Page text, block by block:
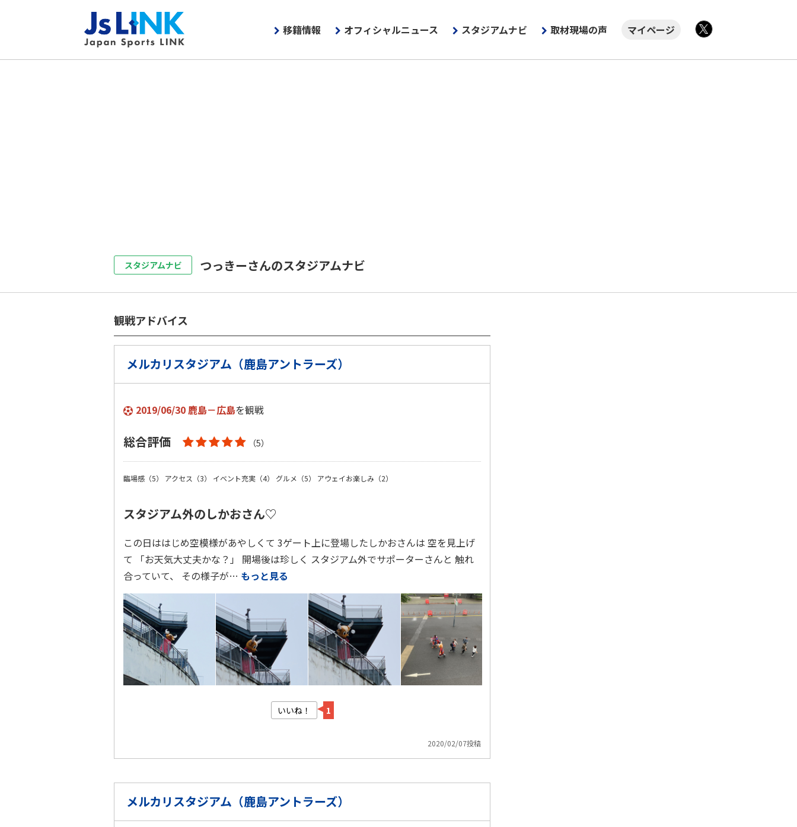
移籍情報 オフィシャルニュース スタジアムナビ 取材現場の声
マイページ
スタジアムナビ つっきーさんのスタジアムナビ
観戦アドバイス
メルカリスタジアム（鹿島アントラーズ）
2019/06/30 鹿島－広島を観戦
総合評価 （5）
臨場感（5） アクセス（3） イベント充実（4） グルメ（5） アウェイお楽しみ（2）
スタジアム外のしかおさん♡
この日ははじめ空模様があやしくて 3ゲート上に登場したしかおさんは 空を見上げ
て 「お天気大丈夫かな？」 開場後は珍しく スタジアム外でサポーターさんと 触れ
合っていて、 その様子が… もっと見る
いいね！ 1
2020/02/07投稿
メルカリスタジアム（鹿島アントラーズ）